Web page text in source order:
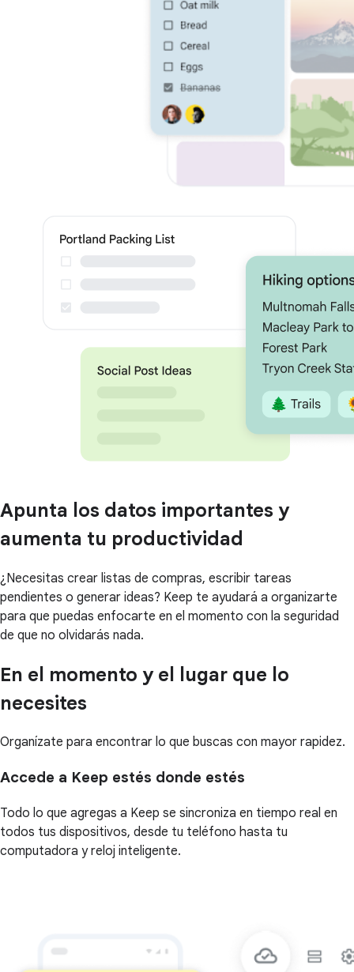
Apunta los datos importantes y
aumenta tu productividad
¿Necesitas crear listas de compras, escribir tareas
pendientes o generar ideas? Keep te ayudará a organizarte
para que puedas enfocarte en el momento con la seguridad
de que no olvidarás nada.
En el momento y el lugar que lo
necesites
Organízate para encontrar lo que buscas con mayor rapidez.
Accede a Keep estés donde estés
Todo lo que agregas a Keep se sincroniza en tiempo real en
todos tus dispositivos, desde tu teléfono hasta tu
computadora y reloj inteligente.